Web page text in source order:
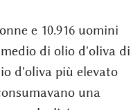
e 10.916 uomini
di olio d'oliva di
d'oliva più elevato
una